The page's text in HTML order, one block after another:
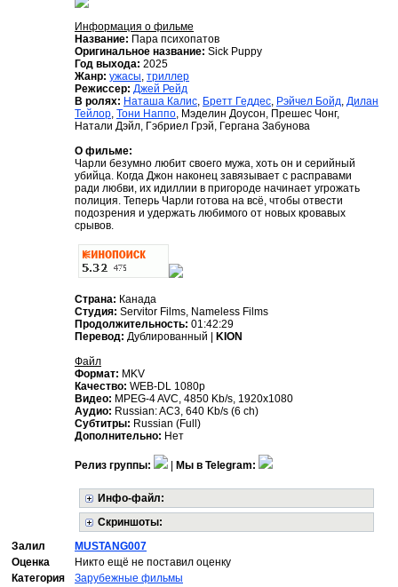
Информация о фильме
Название: Пара психопатов
Оригинальное название: Sick Puppy
Год выхода: 2025
Жанр: ужасы, триллер
Режиссер: Джей Рейд
В ролях: Наташа Калис, Бретт Геддес, Рэйчел Бойд, Дилан
Тейлор, Тони Наппо, Мэделин Доусон, Прешес Чонг,
Натали Дэйл, Гэбриел Грэй, Гергана Забунова
О фильме:
Чарли безумно любит своего мужа, хоть он и серийный
убийца. Когда Джон наконец завязывает с расправами
ради любви, их идиллии в пригороде начинает угрожать
полиция. Теперь Чарли готова на всё, чтобы отвести
подозрения и удержать любимого от новых кровавых
срывов.
Страна: Канада
Студия: Servitor Films, Nameless Films
Продолжительность: 01:42:29
Перевод: Дублированный |
KION
Файл
Формат: MKV
Качество: WEB-DL 1080p
Видео: MPEG-4 AVC, 4850 Kb/s, 1920x1080
Аудио: Russian: AC3, 640 Kb/s (6 ch)
Субтитры: Russian (Full)
Дополнительно: Нет
Релиз группы: Мы в Telegram:
Инфо-файл:
Скриншоты:
Залил
MUSTANG007
Оценка
Никто ещё не поставил оценку
Категория
Зарубежные фильмы